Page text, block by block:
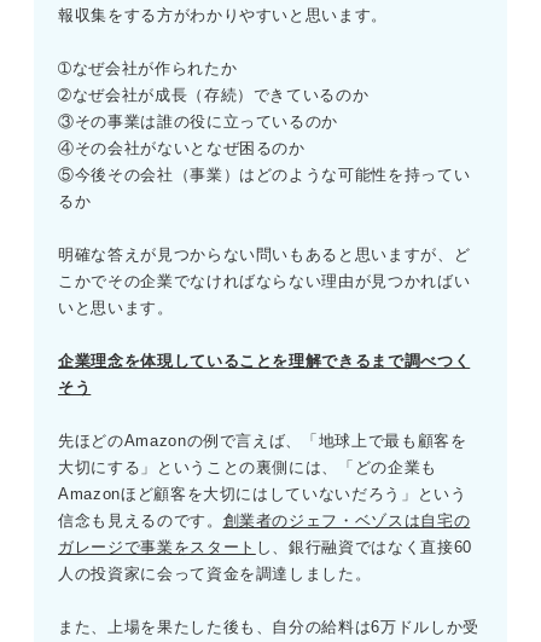
報収集をする方がわかりやすいと思います。
➀なぜ会社が作られたか
➁なぜ会社が成長（存続）できているのか
③その事業は誰の役に立っているのか
④その会社がないとなぜ困るのか
⑤今後その会社（事業）はどのような可能性を持ってい
るか
明確な答えが見つからない問いもあると思いますが、ど
こかでその企業でなければならない理由が見つかればい
いと思います。
企業理念を体現していることを理解できるまで調べつく
そう
先ほどのAmazonの例で言えば、「地球上で最も顧客を
大切にする」ということの裏側には、「どの企業も
Amazonほど顧客を大切にはしていないだろう」という
信念も見えるのです。 創業者のジェフ・ベゾスは自宅の
ガレージで事業をスタート し、銀行融資ではなく直接60
人の投資家に会って資金を調達しました。
また、上場を果たした後も、自分の給料は6万ドルしか受